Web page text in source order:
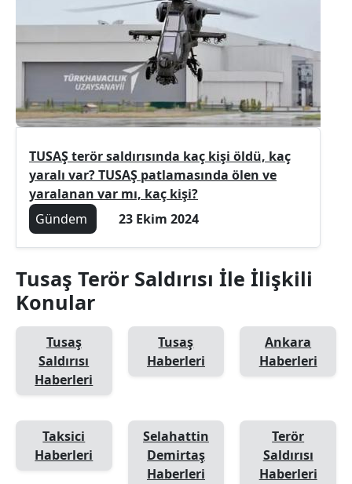
TUSAŞ terör saldırısında kaç kişi öldü, kaç
yaralı var? TUSAŞ patlamasında ölen ve
yaralanan var mı, kaç kişi?
Gündem
23 Ekim 2024
Tusaş Terör Saldırısı İle İlişkili
Konular
Tusaş
Saldırısı
Haberleri
Tusaş
Haberleri
Ankara
Haberleri
Taksici
Haberleri
Selahattin
Demirtaş
Haberleri
Terör
Saldırısı
Haberleri